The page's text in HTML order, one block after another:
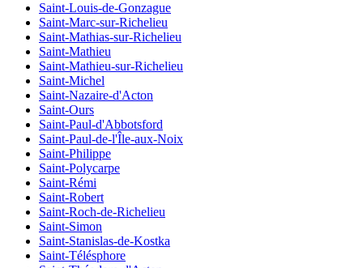
Saint-Louis-de-Gonzague
Saint-Marc-sur-Richelieu
Saint-Mathias-sur-Richelieu
Saint-Mathieu
Saint-Mathieu-sur-Richelieu
Saint-Michel
Saint-Nazaire-d'Acton
Saint-Ours
Saint-Paul-d'Abbotsford
Saint-Paul-de-l'Île-aux-Noix
Saint-Philippe
Saint-Polycarpe
Saint-Rémi
Saint-Robert
Saint-Roch-de-Richelieu
Saint-Simon
Saint-Stanislas-de-Kostka
Saint-Télésphore